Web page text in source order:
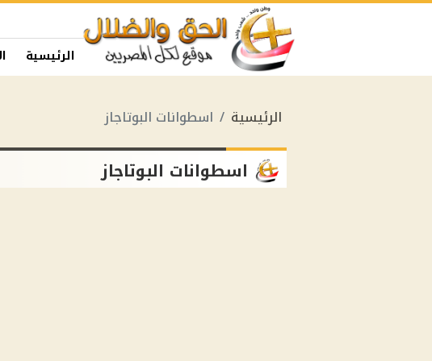
الرئيسية
الرئيسية اسطوانات البوتاجاز
اسطوانات البوتاجاز